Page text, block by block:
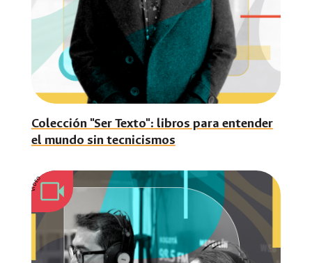
Colección "Ser Texto": libros para entender
el mundo sin tecnicismos
VIDEO